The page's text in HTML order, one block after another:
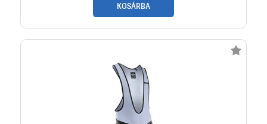
KOSÁRBA